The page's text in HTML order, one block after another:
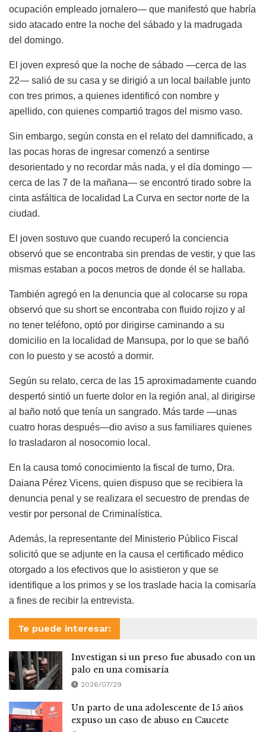
ocupación empleado jornalero— que manifestó que habría
sido atacado entre la noche del sábado y la madrugada
del domingo.
El joven expresó que la noche de sábado —cerca de las
22— salió de su casa y se dirigió a un local bailable junto
con tres primos, a quienes identificó con nombre y
apellido, con quienes compartió tragos del mismo vaso.
Sin embargo, según consta en el relato del damnificado, a
las pocas horas de ingresar comenzó a sentirse
desorientado y no recordar más nada, y el día domingo —
cerca de las 7 de la mañana— se encontró tirado sobre la
cinta asfáltica de localidad La Curva en sector norte de la
ciudad.
El joven sostuvo que cuando recuperó la conciencia
observó que se encontraba sin prendas de vestir, y que las
mismas estaban a pocos metros de donde él se hallaba.
También agregó en la denuncia que al colocarse su ropa
observó que su short se encontraba con fluido rojizo y al
no tener teléfono, optó por dirigirse caminando a su
domicilio en la localidad de Mansupa, por lo que se bañó
con lo puesto y se acostó a dormir.
Según su relato, cerca de las 15 aproximadamente cuando
despertó sintió un fuerte dolor en la región anal, al dirigirse
al baño notó que tenía un sangrado. Más tarde —unas
cuatro horas después—dio aviso a sus familiares quienes
lo trasladaron al nosocomio local.
En la causa tomó conocimiento la fiscal de turno, Dra.
Daiana Pérez Vicens, quien dispuso que se recibiera la
denuncia penal y se realizara el secuestro de prendas de
vestir por personal de Criminalística.
Además, la representante del Ministerio Público Fiscal
solicitó que se adjunte en la causa el certificado médico
otorgado a los efectivos que lo asistieron y que se
identifique a los primos y se los traslade hacia la comisaría
a fines de recibir la entrevista.
Te puede interesar:
Investigan si un preso fue abusado con un
palo en una comisaría
2026/07/29
Un parto de una adolescente de 15 años
expuso un caso de abuso en Caucete